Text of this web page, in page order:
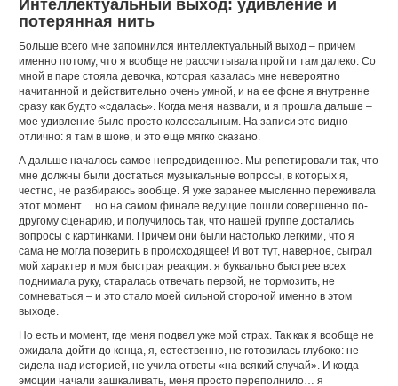
Интеллектуальный выход: удивление и
потерянная нить
Больше всего мне запомнился интеллектуальный выход – причем
именно потому, что я вообще не рассчитывала пройти там далеко. Со
мной в паре стояла девочка, которая казалась мне невероятно
начитанной и действительно очень умной, и на ее фоне я внутренне
сразу как будто «сдалась». Когда меня назвали, и я прошла дальше –
мое удивление было просто колоссальным. На записи это видно
отлично: я там в шоке, и это еще мягко сказано.
А дальше началось самое непредвиденное. Мы репетировали так, что
мне должны были достаться музыкальные вопросы, в которых я,
честно, не разбираюсь вообще. Я уже заранее мысленно переживала
этот момент… но на самом финале ведущие пошли совершенно по-
другому сценарию, и получилось так, что нашей группе достались
вопросы с картинками. Причем они были настолько легкими, что я
сама не могла поверить в происходящее! И вот тут, наверное, сыграл
мой характер и моя быстрая реакция: я буквально быстрее всех
поднимала руку, старалась отвечать первой, не тормозить, не
сомневаться – и это стало моей сильной стороной именно в этом
выходе.
Но есть и момент, где меня подвел уже мой страх. Так как я вообще не
ожидала дойти до конца, я, естественно, не готовилась глубоко: не
сидела над историей, не учила ответы «на всякий случай». И когда
эмоции начали зашкаливать, меня просто переполнило… я